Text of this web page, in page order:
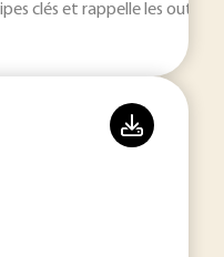
clés et rappelle les outils